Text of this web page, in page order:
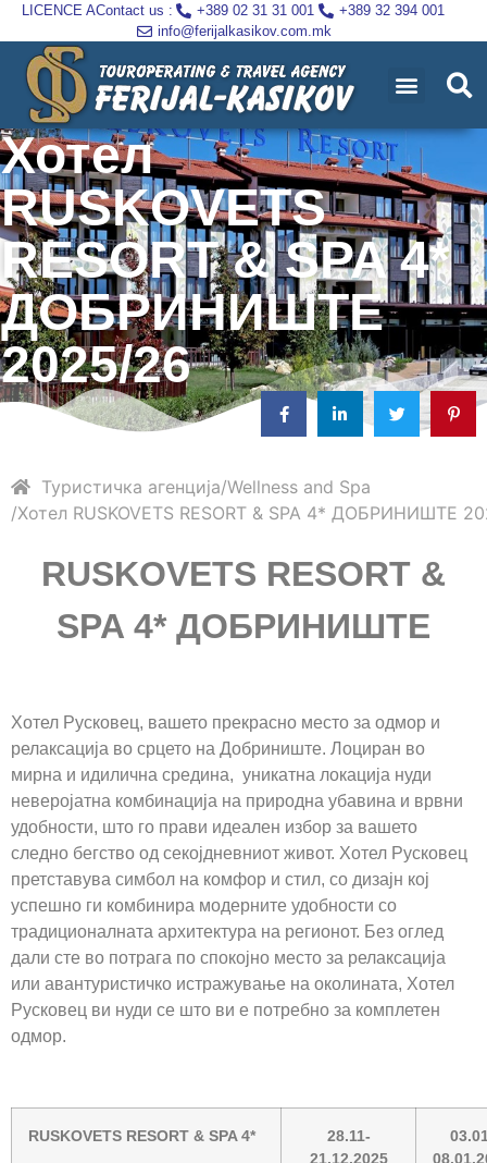
LICENCE AContact us : +389 02 31 31 001
+389 32 394 001
info@ferijalkasikov.com.mk
Хотел
RUSKOVETS
RESORT & SPA 4*
ДОБРИНИШТЕ
2025/26
Туристичка агенција Wellness and Spa
Хотел RUSKOVETS RESORT & SPA 4* ДОБРИНИШТЕ
RUSKOVETS RESORT &
SPA 4* ДОБРИНИШТЕ
Хотел Русковец, вашето прекрасно место за одмор и
релаксација во срцето на Добриниште. Лоциран во
мирна и идилична средина, уникатна локација нуди
неверојатна комбинација на природна убавина и врвни
удобности, што го прави идеален избор за вашето
следно бегство од секојдневниот живот. Хотел Русковец
претставува симбол на комфор и стил, со дизајн кој
успешно ги комбинира модерните удобности со
традиционалната архитектура на регионот. Без оглед
дали сте во потрага по спокојно место за релаксација
или авантуристичко истражување на околината, Хотел
Русковец ви нуди се што ви е потребно за комплетен
одмор.
RUSKOVETS RESORT & SPA 4*
28.11-
21.12.2025